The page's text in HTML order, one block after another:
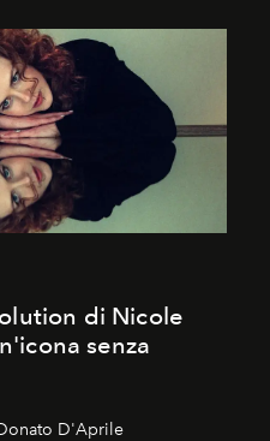
di Nicole
senza
D'Aprile